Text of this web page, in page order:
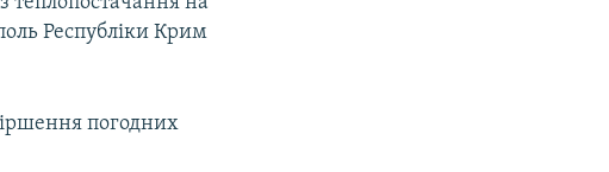
Республіки Крим
погодних